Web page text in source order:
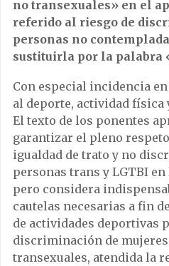
no transexuales» en el
referido al riesgo de
personas no
sustituirla por la palabra
Con especial incidencia
al deporte, actividad física
El texto de los ponentes
garantizar el pleno
igualdad de trato y no
personas trans y LGTBI
pero considera
cautelas necesarias a fin
de actividades deportivas
discriminación de
transexuales, atendida la